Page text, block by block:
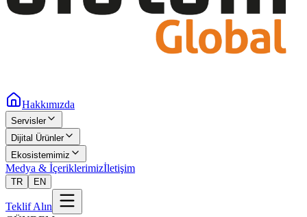
Hakkımızda
Servisler
Dijital Ürünler
Ekosistemimiz
Medya & İçeriklerimizİletişim
TR EN
Teklif Alın